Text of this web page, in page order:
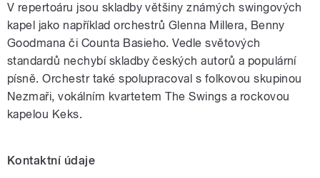
V repertoáru jsou skladby většiny známých swingových
kapel jako například orchestrů Glenna Millera, Benny
Goodmana či Counta Basieho. Vedle světových
standardů nechybí skladby českých autorů a populární
písně. Orchestr také spolupracoval s folkovou skupinou
Nezmaři, vokálním kvartetem The Swings a rockovou
kapelou Keks.
Kontaktní údaje